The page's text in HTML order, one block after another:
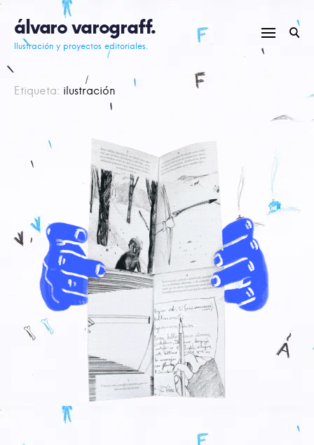
Skip
content
álvaro varograff.
Ilustración y proyectos editoriales.
Etiqueta: ilustración
navigation